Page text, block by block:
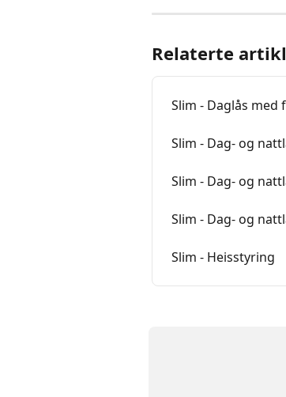
Relaterte
Slim - Daglås
Slim - Dag- og
Slim - Dag- og
Slim - Dag- og
Slim - Heisstyring